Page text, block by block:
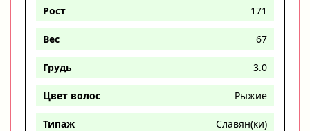
Рост 171
Вес 67
Грудь 3.0
Цвет волос Рыжие
Типаж Славян(ки)